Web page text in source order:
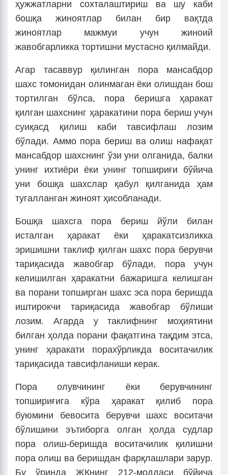
ҳужжатларни сохталаштириш ва шу каби
бошқа жиноятлар билан бир вақтда
жиноятлар мажмуи учун жиноий
жавобгарликка тортишни мустасно қилмайди.
Агар тасаввур қилинган пора мансабдор
шахс томонидан олинмаган ёки олишдан бош
тортилган бўлса, пора беришга ҳаракат
қилган шахснинг ҳаракатини пора бериш учун
суиқасд қилиш каби тавсифлаш лозим
бўлади. Аммо пора бериш ва олиш нафақат
мансабдор шахснинг ўзи уни олганида, балки
унинг ихтиёри ёки унинг топшириғи бўйича
уни бошқа шахслар қабул қилганида ҳам
тугалланган жиноят ҳисобланади.
Бошқа шахсга пора бериш йўли билан
исталган ҳаракат ёки ҳаракатсизликка
эришишни таклиф қилган шахс пора берувчи
тариқасида жавобгар бўлади, пора учун
келишилган ҳаракатни бажаришга келишган
ва порани топширган шахс эса пора беришда
иштирокчи тариқасида жавобгар бўлиши
лозим. Агарда у таклифнинг моҳиятини
билган ҳолда порани фақатгина тақдим этса,
унинг ҳаракати порахўрликда воситачилик
тариқасида тавсифланиши керак.
Пора олувчининг ёки берувчининг
топшириғига кўра ҳаракат қилиб пора
буюмини бевосита берувчи шахс воситачи
бўлишини эътиборга олган ҳолда судлар
пора олиш-беришда воситачилик қилишни
пора олиш ва беришдан фарқлашлари зарур.
Бу ўринда ЖКнинг 212-моддаси бўйича